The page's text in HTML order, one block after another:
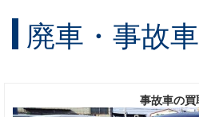
廃車・事故
事故車の買